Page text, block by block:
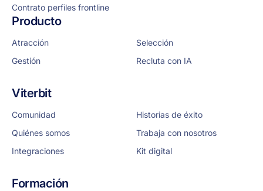
Contrato perfiles frontline
Producto
Atracción
Selección
Gestión
Recluta con IA
Viterbit
Comunidad
Historias de éxito
Quiénes somos
Trabaja con nosotros
Integraciones
Kit digital
Formación